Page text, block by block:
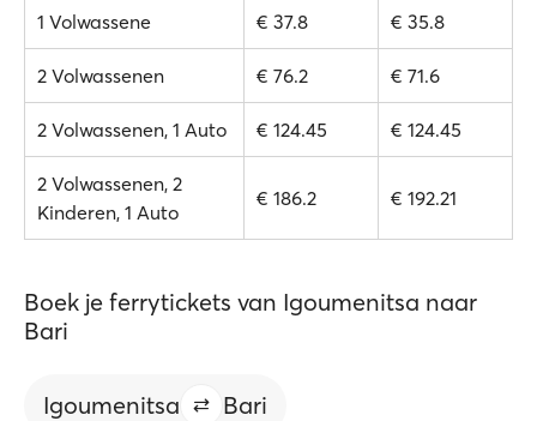
1 Volwassene € 37.8 € 35.8
2 Volwassenen € 76.2 € 71.6
2 Volwassenen, 1 Auto € 124.45 € 124.45
2 Volwassenen, 2
Kinderen, 1 Auto
€ 186.2 € 192.21
Boek je ferrytickets van Igoumenitsa naar
Bari
Igoumenitsa Bari